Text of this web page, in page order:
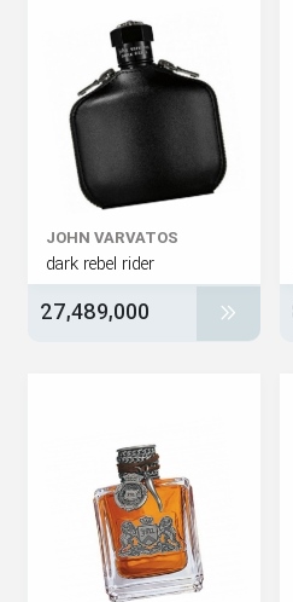
JOHN VARVATOS
dark rebel rider
27,489,000